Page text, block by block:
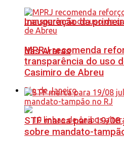
Inauguração da
das Araras
Rio de Janeiro
MPRJ recomenda
transparência do uso
Casimiro de Abreu
STF marca para 19/
sobre mandato-